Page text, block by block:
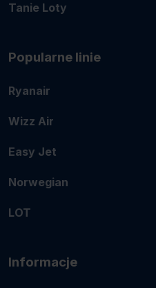
Tanie Loty
Popularne linie
Ryanair
Wizz Air
Easy Jet
Norwegian
LOT
Informacje